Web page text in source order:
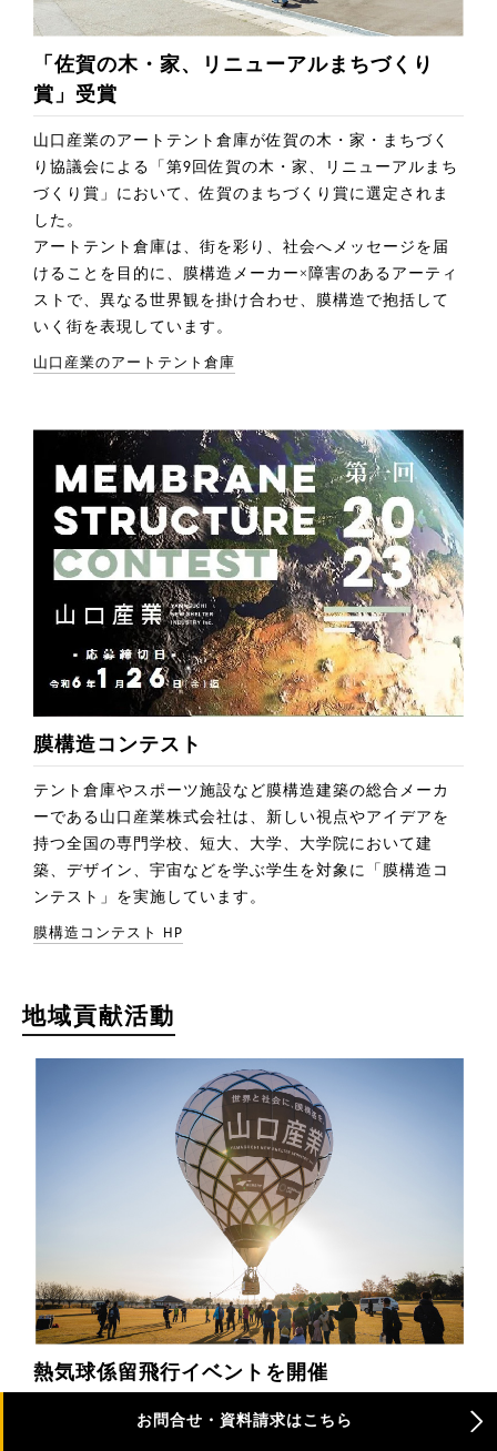
「佐賀の木・家、リニューアルまちづくり
賞」受賞
山口産業のアートテント倉庫が佐賀の木・家・まちづく
り協議会による「第9回佐賀の木・家、リニューアルまち
づくり賞」において、佐賀のまちづくり賞に選定されま
した。
アートテント倉庫は、街を彩り、社会へメッセージを届
けることを目的に、膜構造メーカー×障害のあるアーティ
ストで、異なる世界観を掛け合わせ、膜構造で抱括して
いく街を表現しています。
山口産業のアートテント倉庫
膜構造コンテスト
テント倉庫やスポーツ施設など膜構造建築の総合メーカ
ーである⼭⼝産業株式会社は、新しい視点やアイデアを
持つ全国の専⾨学校、短⼤、⼤学、⼤学院において建
築、デザイン、宇宙などを学ぶ学⽣を対象に「膜構造コ
ンテスト」を実施しています。
膜構造コンテスト HP
地域貢献活動
熱気球係留飛行イベントを開催
山口産業大空チャレンジ：SAGAインターナショナルバル
お問合せ・資料請求はこちら